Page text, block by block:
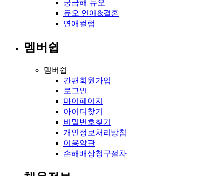
궁금해 듀오
듀오 연애&결혼
연애컬럼
멤버쉽
멤버쉽
간편회원가입
로그인
마이페이지
아이디찾기
비밀번호찾기
개인정보처리방침
이용약관
손해배상청구절차